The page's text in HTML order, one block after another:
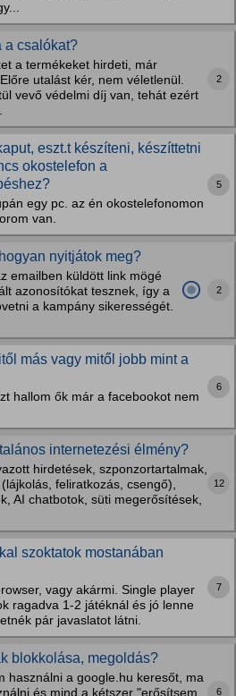
a csalókat?
a termékeket hirdeti, már
utalást kér, nem véletlenül.
vevő védelmi díj van, tehát ezért
2
eszt.t készíteni, készíttetni
okostelefon a
egy pc. az én okostelefonomon
van.
5
nyitjátok meg?
emailben küldött link mögé
azonosítókat tesznek, így a
a kampány sikerességét.
2
más vagy mitől jobb mint a
hallom ők már a facebookot nem
6
internetezési élmény?
hirdetések, szponzortartalmak,
feliratkozás, csengő),
AI chatbotok, süti megerősítések,
12
szoktatok mostanában
vagy akármi. Single player
ragadva 1-2 játéknál és jó lenne
pár javaslatot látni.
7
blokkolása, megoldás?
használni a google.hu keresőt, ma
és mind a kétszer "erősítsem
6